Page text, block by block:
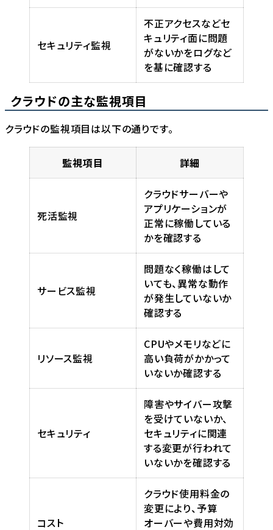
セキュリティ監視
不正アクセスなどセ
キュリティ面に問題
がないかをログなど
を基に確認する
クラウドの主な監視項目
クラウドの監視項目は以下の通りです。
監視項目 詳細
死活監視
クラウドサーバーや
アプリケーションが
正常に稼働している
かを確認する
サービス監視
問題なく稼働はして
いても、異常な動作
が発生していないか
確認する
リソース監視
CPUやメモリなどに
高い負荷がかかって
いないか確認する
セキュリティ
障害やサイバー攻撃
を受けていないか、
セキュリティに関連
する変更が行われて
いないかを確認する
コスト
クラウド使用料金の
変更により、予算
オーバーや費用対効